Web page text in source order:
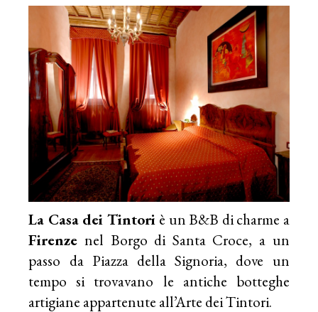
La Casa dei Tintori è un B&B di charme a
Firenze nel Borgo di Santa Croce, a un
passo da Piazza della Signoria, dove un
tempo si trovavano le antiche botteghe
artigiane appartenute all’Arte dei Tintori.